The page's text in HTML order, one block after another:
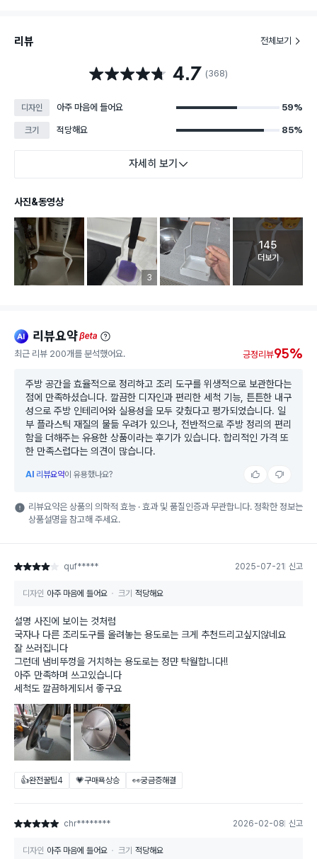
리뷰 전체보기
별점 4.7점 4.7 (368)
디자인 아주 마음에 들어요 59%
크기 적당해요 85%
자세히 보기
사진&동영상
리뷰 이미지 등록 개수
3
고객 리뷰
145
더보기
ai 리뷰요약beta
최근 리뷰 200개를 분석했어요. 긍정리뷰95%
주방 공간을 효율적으로 정리하고 조리 도구를 위생적으로 보관한다는
점에 만족하셨습니다. 깔끔한 디자인과 편리한 세척 기능, 튼튼한 내구
성으로 주방 인테리어와 실용성을 모두 갖췄다고 평가되었습니다. 일
부 플라스틱 재질의 물듦 우려가 있으나, 전반적으로 주방 정리의 편리
함을 더해주는 유용한 상품이라는 후기가 있습니다. 합리적인 가격 또
한 만족스럽다는 의견이 많습니다.
AI 리뷰요약이 유용했나요?
리뷰요약은 상품의 의학적 효능 · 효과 및 품질인증과 무관합니다. 정확한 정보는
상품설명을 참고해 주세요.
별점 4점 quf***** 2025-07-21 신고
디자인 아주 마음에 들어요 크기 적당해요
설명 사진에 보이는 것처럼
국자나 다른 조리도구를 올려놓는 용도로는 크게 추천드리고싶지않네요
잘 쓰러집니다
그런데 냄비뚜껑을 거치하는 용도로는 정먄 탁월합니다!!
아주 만족하며 쓰고있습니다
세척도 깔끔하게되서 좋구요
👍완전꿀팁4 💗구매욕상승 👀궁금증해결
별점 5점 chr******** 2026-02-08 신고
디자인 아주 마음에 들어요 크기 적당해요